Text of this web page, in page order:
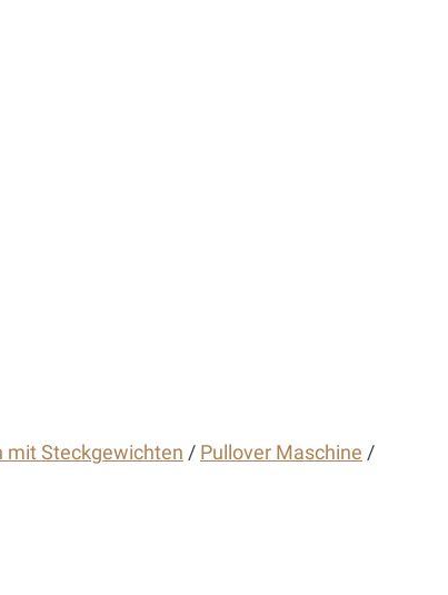
mit Steckgewichten / Pullover Maschine /